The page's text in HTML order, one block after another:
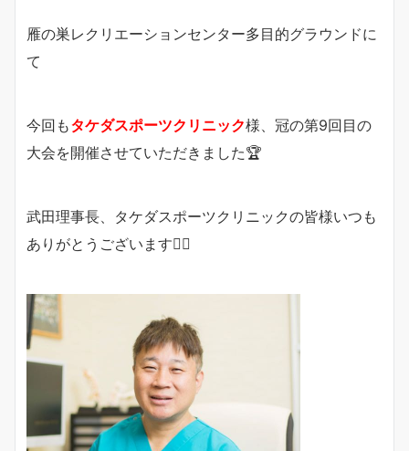
雁の巣レクリエーションセンター多目的グラウンドに
て
今回もタケダスポーツクリニック様、冠の第9回目の
大会を開催させていただきました🏆
武田理事長、タケダスポーツクリニックの皆様いつも
ありがとうございます🙇‍♂️